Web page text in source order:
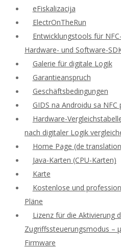
eFiskalizacija
ElectrOnTheRun
Entwicklungstools für
Hardware- und Software-
Galerie für digitale Logik
Garantieanspruch
Geschäftsbedingungen
GIDS na Androidu sa
Hardware-
nach digitaler Logik
Home Page (de
Java-Karten (CPU-Karten)
Karte
Kostenlose und
Pläne
Lizenz für die Aktivierung
Zugriffssteuerungsmodus –
Firmware